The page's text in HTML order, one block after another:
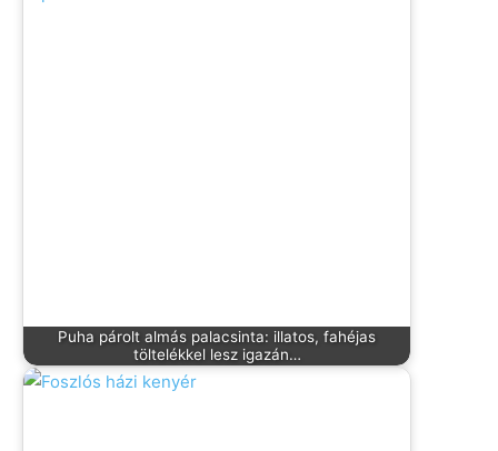
Puha párolt almás palacsinta: illatos, fahéjas
töltelékkel lesz igazán…